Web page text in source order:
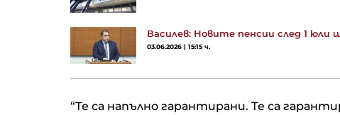
Василев: Новите пенсии след 1 юли
03.06.2026 | 15:15 ч.
“Те са напълно гарантирани. Те са